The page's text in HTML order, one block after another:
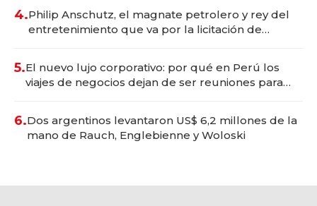
4.Philip Anschutz, el magnate petrolero y rey del
entretenimiento que va por la licitación de
5.El nuevo lujo corporativo: por qué en Perú los
viajes de negocios dejan de ser reuniones para
6.Dos argentinos levantaron US$ 6,2 millones de la
mano de Rauch, Englebienne y Woloski